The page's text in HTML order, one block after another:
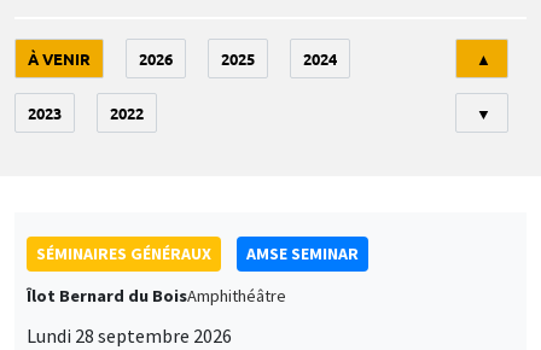
À VENIR 2026 2025 2024
2023 2022
▲
▼
SÉMINAIRES GÉNÉRAUX
AMSE SEMINAR
Îlot Bernard du BoisAmphithéâtre
Lundi 28 septembre 2026